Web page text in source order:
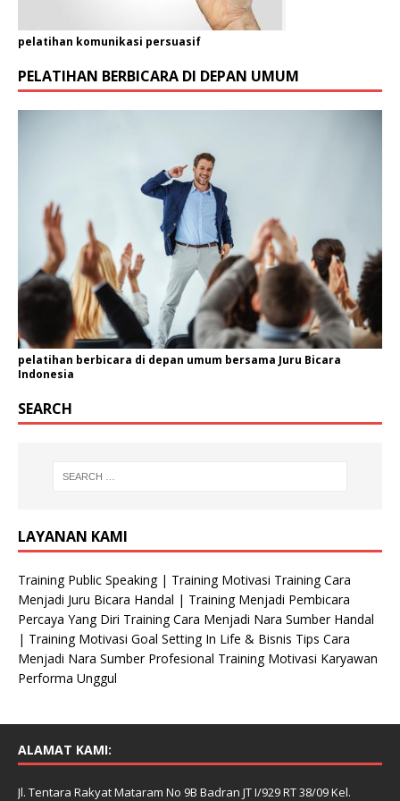
i
E
a
i
l
pelatihan komunikasi persuasif
PELATIHAN BERBICARA DI DEPAN UMUM
pelatihan berbicara di depan umum bersama Juru Bicara
Indonesia
SEARCH
LAYANAN KAMI
Training Public Speaking | Training Motivasi Training Cara
Menjadi Juru Bicara Handal | Training Menjadi Pembicara
Percaya Yang Diri Training Cara Menjadi Nara Sumber Handal
| Training Motivasi Goal Setting In Life & Bisnis Tips Cara
Menjadi Nara Sumber Profesional Training Motivasi Karyawan
Performa Unggul
ALAMAT KAMI:
Jl. Tentara Rakyat Mataram No 9B Badran JT I/929 RT 38/09 Kel.